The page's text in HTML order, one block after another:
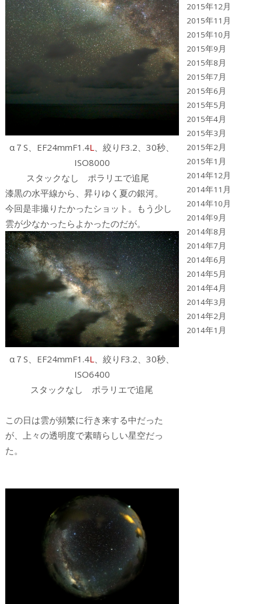
α７S、EF24mmF1.4L、絞りF3.2、30秒、
ISO8000
スタックなし ポラリエで追尾
漆黒の水平線から、昇りゆく夏の銀河。
今回是非撮りたかったショット。もう少し
雲が少なかったらよかったのだが。
α７S、EF24mmF1.4L、絞りF3.2、30秒、
ISO6400
スタックなし ポラリエで追尾
この日は雲が頻繁に行き来する中だった
が、上々の透明度で素晴らしい星空だっ
た。
2015年12月
2015年11月
2015年10月
2015年9月
2015年8月
2015年7月
2015年6月
2015年5月
2015年4月
2015年3月
2015年2月
2015年1月
2014年12月
2014年11月
2014年10月
2014年9月
2014年8月
2014年7月
2014年6月
2014年5月
2014年4月
2014年3月
2014年2月
2014年1月